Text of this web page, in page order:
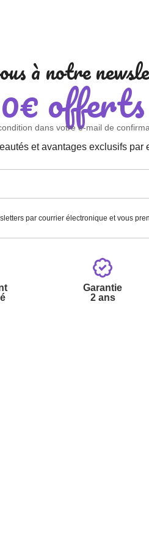
à notre
offerts
dans votre e-mail de
et avantages exclusifs par
par courrier électronique et vous
Garantie
2 ans